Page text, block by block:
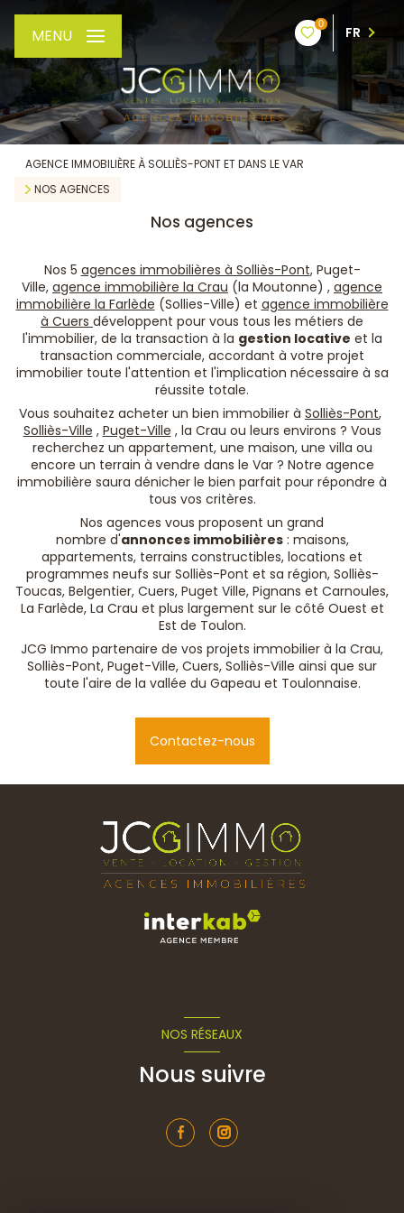
0
FR
MENU
AGENCE IMMOBILIÈRE À SOLLIÈS-PONT ET DANS LE VAR
NOS AGENCES
Nos agences
Nos 5 agences immobilières à Solliès-Pont, Puget-
Ville, agence immobilière la Crau (la Moutonne) , agence
immobilière la Farlède (Sollies-Ville) et agence immobilière
à Cuers développent pour vous tous les métiers de
l'immobilier, de la transaction à la gestion locative et la
transaction commerciale, accordant à votre projet
immobilier toute l'attention et l'implication nécessaire à sa
réussite totale.
Vous souhaitez acheter un bien immobilier à Solliès-Pont,
Solliès-Ville , Puget-Ville , la Crau ou leurs environs ? Vous
recherchez un appartement, une maison, une villa ou
encore un terrain à vendre dans le Var ? Notre agence
immobilière saura dénicher le bien parfait pour répondre à
tous vos critères.
Nos agences vous proposent un grand
nombre d'annonces immobilières: maisons,
appartements, terrains constructibles, locations et
programmes neufs sur Solliès-Pont et sa région, Solliès-
Toucas, Belgentier, Cuers, Puget Ville, Pignans et Carnoules,
La Farlède, La Crau et plus largement sur le côté Ouest et
Est de Toulon.
JCG Immo partenaire de vos projets immobilier à la Crau,
Solliès-Pont, Puget-Ville, Cuers, Solliès-Ville ainsi que sur
toute l'aire de la vallée du Gapeau et Toulonnaise.
Contactez-nous
NOS RÉSEAUX
Nous suivre